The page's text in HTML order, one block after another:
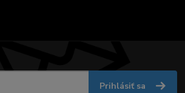
Prihlásiť sa